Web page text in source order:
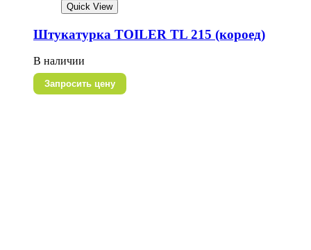
Quick View
Штукатурка TOILER TL 215 (короед)
В наличии
Запросить цену